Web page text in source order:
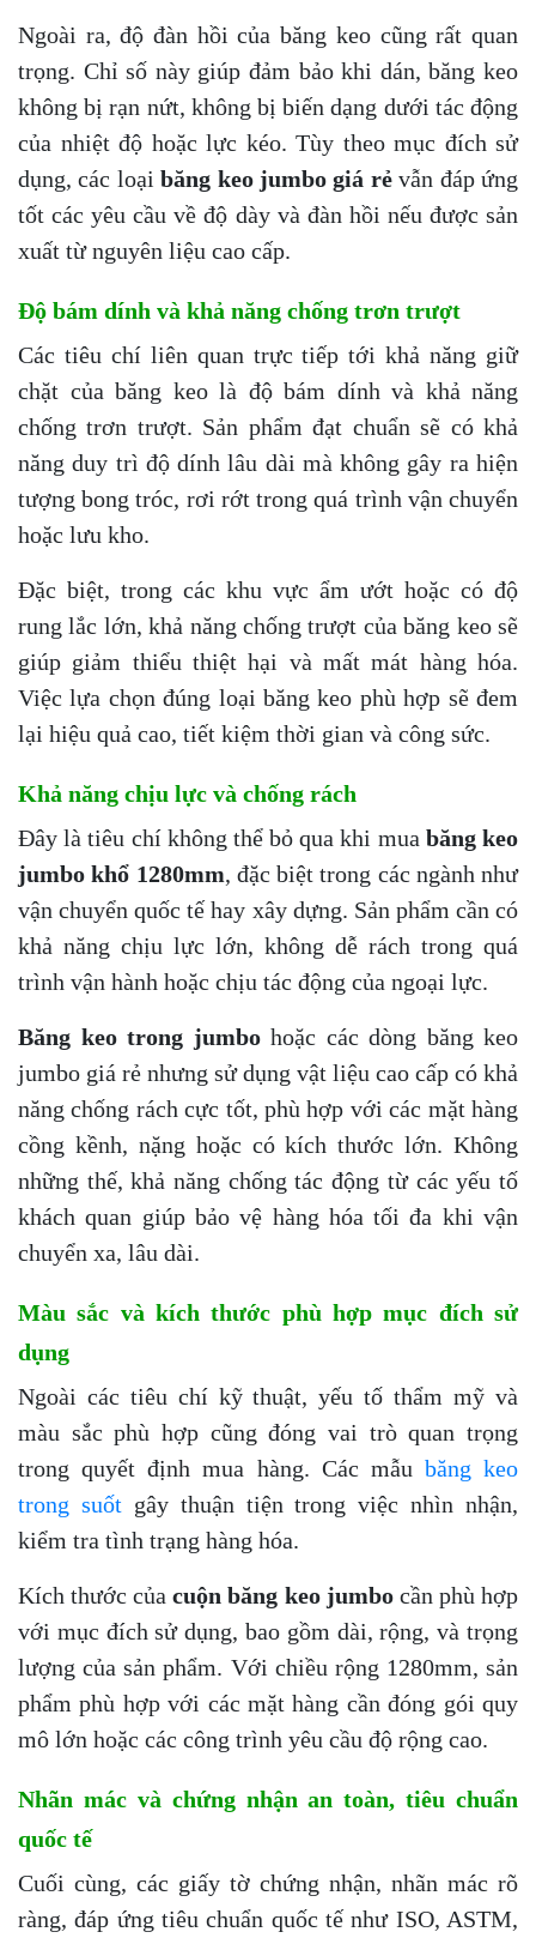
Ngoài ra, độ đàn hồi của băng keo cũng rất quan
trọng. Chỉ số này giúp đảm bảo khi dán, băng keo
không bị rạn nứt, không bị biến dạng dưới tác động
của nhiệt độ hoặc lực kéo. Tùy theo mục đích sử
dụng, các loạibăng keo jumbo giá rẻvẫn đáp ứng
tốt các yêu cầu về độ dày và đàn hồi nếu được sản
xuất từ nguyên liệu cao cấp.
Độ bám dính và khả năng chống trơn trượt
Các tiêu chí liên quan trực tiếp tới khả năng giữ
chặt của băng keo là độ bám dính và khả năng
chống trơn trượt. Sản phẩm đạt chuẩn sẽ có khả
năng duy trì độ dính lâu dài mà không gây ra hiện
tượng bong tróc, rơi rớt trong quá trình vận chuyển
hoặc lưu kho.
Đặc biệt, trong các khu vực ẩm ướt hoặc có độ
rung lắc lớn, khả năng chống trượt của băng keo sẽ
giúp giảm thiểu thiệt hại và mất mát hàng hóa.
Việc lựa chọn đúng loại băng keo phù hợp sẽ đem
lại hiệu quả cao, tiết kiệm thời gian và công sức.
Khả năng chịu lực và chống rách
Đây là tiêu chí không thể bỏ qua khi mua băng keo
jumbo khổ 1280mm, đặc biệt trong các ngành như
vận chuyển quốc tế hay xây dựng. Sản phẩm cần có
khả năng chịu lực lớn, không dễ rách trong quá
trình vận hành hoặc chịu tác động của ngoại lực.
Băng keo trong jumbohoặc các dòng băng keo
jumbo giá rẻ nhưng sử dụng vật liệu cao cấp có khả
năng chống rách cực tốt, phù hợp với các mặt hàng
cồng kềnh, nặng hoặc có kích thước lớn. Không
những thế, khả năng chống tác động từ các yếu tố
khách quan giúp bảo vệ hàng hóa tối đa khi vận
chuyển xa, lâu dài.
Màu sắc và kích thước phù hợp mục đích sử
dụng
Ngoài các tiêu chí kỹ thuật, yếu tố thẩm mỹ và
màu sắc phù hợp cũng đóng vai trò quan trọng
trong quyết định mua hàng. Các mẫu băng keo
trong suốtgây thuận tiện trong việc nhìn nhận,
kiểm tra tình trạng hàng hóa.
Kích thước củacuộn băng keo jumbocần phù hợp
với mục đích sử dụng, bao gồm dài, rộng, và trọng
lượng của sản phẩm. Với chiều rộng 1280mm, sản
phẩm phù hợp với các mặt hàng cần đóng gói quy
mô lớn hoặc các công trình yêu cầu độ rộng cao.
Nhãn mác và chứng nhận an toàn, tiêu chuẩn
quốc tế
Cuối cùng, các giấy tờ chứng nhận, nhãn mác rõ
ràng, đáp ứng tiêu chuẩn quốc tế như ISO, ASTM,